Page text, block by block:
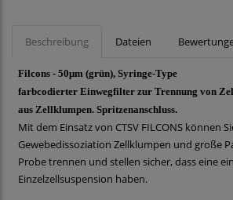
Beschreibung Dateien
Filcons - 50μm (grün), Syringe-Type
farbcodierter Einwegfilter zur Trennung von
aus Zellklumpen. Spritzenanschluss.
Mit dem Einsatz von CTSV FILCONS können
Gewebedissoziation Zellklumpen und große
Probe trennen und stellen sicher, dass eine
Einzelzellsuspension haben.